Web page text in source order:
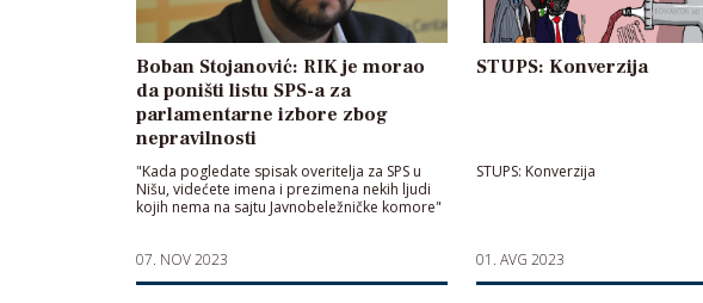
Boban Stojanović: RIK je morao
da poništi listu SPS-a za
parlamentarne izbore zbog
nepravilnosti
"Kada pogledate spisak overitelja za SPS u
Nišu, videćete imena i prezimena nekih ljudi
kojih nema na sajtu Javnobeležničke komore"
07. NOV 2023
STUPS: Konverzija
STUPS: Konverzija
01. AVG 2023